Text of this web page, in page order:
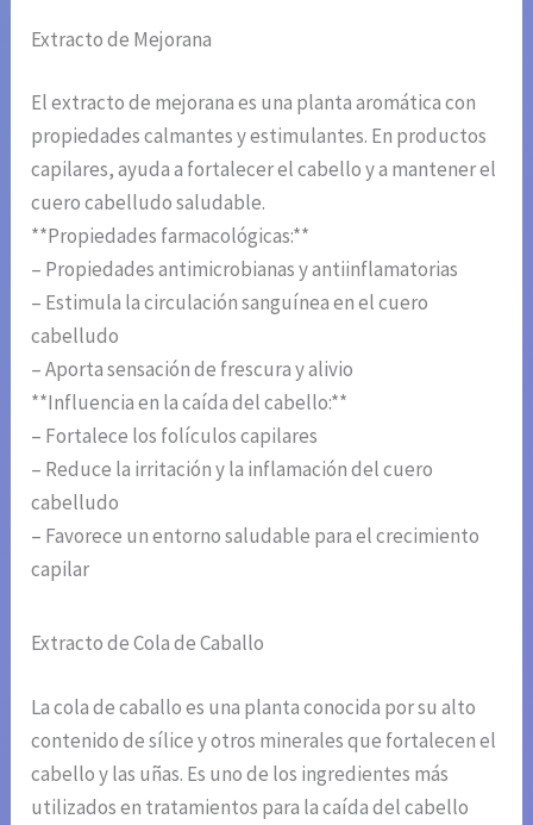
Extracto de Mejorana
El extracto de mejorana es una planta aromática con
propiedades calmantes y estimulantes. En productos
capilares, ayuda a fortalecer el cabello y a mantener el
cuero cabelludo saludable.
**Propiedades farmacológicas:**
– Propiedades antimicrobianas y antiinflamatorias
– Estimula la circulación sanguínea en el cuero
cabelludo
– Aporta sensación de frescura y alivio
**Influencia en la caída del cabello:**
– Fortalece los folículos capilares
– Reduce la irritación y la inflamación del cuero
cabelludo
– Favorece un entorno saludable para el crecimiento
capilar
Extracto de Cola de Caballo
La cola de caballo es una planta conocida por su alto
contenido de sílice y otros minerales que fortalecen el
cabello y las uñas. Es uno de los ingredientes más
utilizados en tratamientos para la caída del cabello